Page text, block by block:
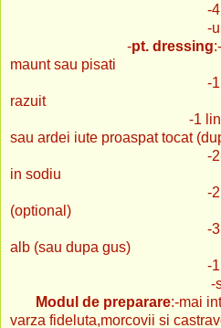
-4 cepe
-un manuchi
-pt. dressing
maunt sau pisati
-1 lingurita
razuit
-1 lingurita
sau ardei iute proaspat tocat
-2-3 linguri sos
in sodiu
-2 lingurite
(optional)
-3 linguri otet
alb (sau dupa gus)
-1 lingura
-sare si piper
Modul de preparare:-mai
varza fideluta,morcovii si